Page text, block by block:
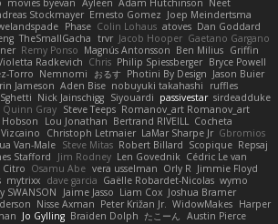
movies byevan Ayleen Adam Hutchinson Neet
Stockmayer Ernesto Gomez Joep Meindertsma
Phase Colin Lohaus atoves Dan Goddard
TheSmallGacha trvr Jacob Hooper Gaetano Gargano
Remy Ponso Magnús Antonsson Ben Milius Griffin
Radkevich Chris Philip Spiessberger Bryce Powell
Torro Nemnomi おるす Photini By Design Jason Buier
Jameson Aden Bise nobuyuki takahashi
ruffles
Nick Jainschigg Siyouardi passivestar sirdeadduke
Quinn Gray Steve Teeps Romanov_art Romanov_art
Hobson Lou Jonathan Bertrand RIVEILL Cocheta
Christoph Letmaier LaMar Sharpe Jr Gbromios
Van-Male Steve Mitas Robert Billard Scopique Repsaj
Stafford Jim Rodney Len Govednik Cédric Le van
Citro Osamu Abe vera usselman Orly R Jimmie Floyd
mytrixx dave garcia Gaëlle Robardet-Nicolas wymo
SWANSON Jaime Jasso Liam Cox Joshua Bramer
Nisse Axman Peter Križan Jr. WidowMakes Harper
Jo Gylling Braiden Dolph たこーん Austin Pierce